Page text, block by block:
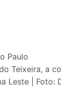
Teixeira, a
Leste | Foto: